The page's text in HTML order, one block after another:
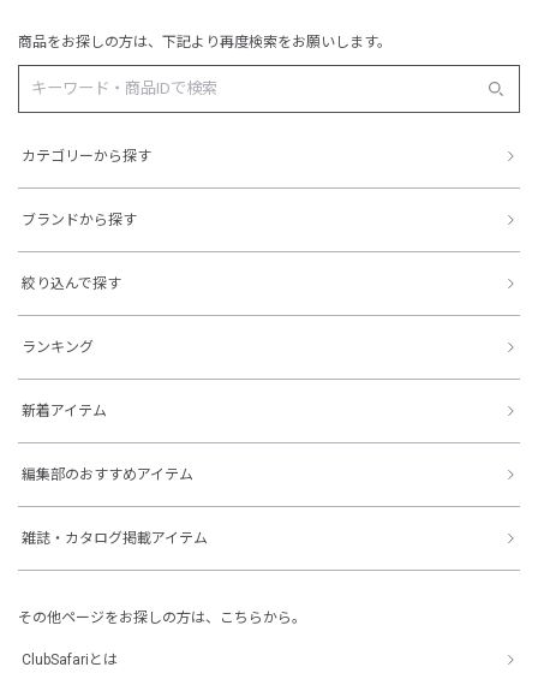
商品をお探しの方は、下記より再度検索をお願いします。
カテゴリーから探す
ブランドから探す
絞り込んで探す
ランキング
新着アイテム
編集部のおすすめアイテム
雑誌・カタログ掲載アイテム
その他ページをお探しの方は、こちらから。
ClubSafariとは